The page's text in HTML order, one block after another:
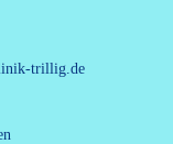
trillig.de